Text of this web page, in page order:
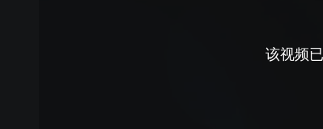
该视频